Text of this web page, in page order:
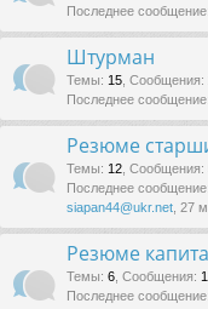
Последнее сообщение:
Штурман
Темы: 15 Сообщения:
Последнее сообщение:
Резюме
Темы: 12 Сообщения:
Последнее сообщение:
siapan44@ukr.net , 27
Резюме
Темы: 6 Сообщения:
Последнее сообщение: